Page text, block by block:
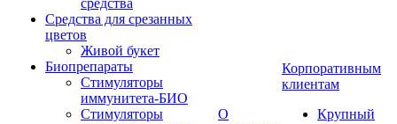
средства
Средства для срезанных
цветов
Живой букет
Биопрепараты
Стимуляторы
иммунитета-БИО
Стимуляторы
О
Корпоративным
клиентам
Крупный